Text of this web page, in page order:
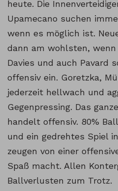
heute. Die
Upamecano suchen
wenn es möglich ist.
dann am wohlsten,
Davies und auch Pavard
offensiv ein. Goretzka,
jederzeit hellwach und
Gegenpressing. Das
handelt offensiv. 80%
und ein gedrehtes Spiel
zeugen von einer
Spaß macht. Allen
Ballverlusten zum Trotz.